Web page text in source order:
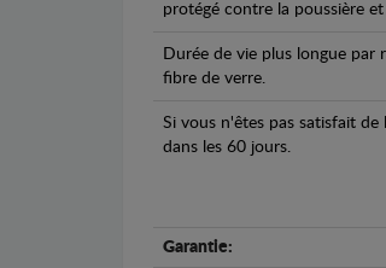
protégé contre la poussière et
Durée de vie plus longue
fibre de verre.
Si vous n'êtes pas satisfait
dans les 60 jours.
Garantie: